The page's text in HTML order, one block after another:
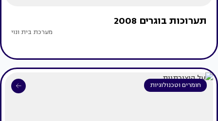
תערוכות בוגרים 2008
מערכת בית ונוי
חומרים וטכנולוגיות